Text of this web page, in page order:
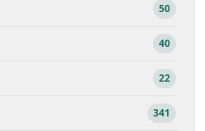
50
40
22
341